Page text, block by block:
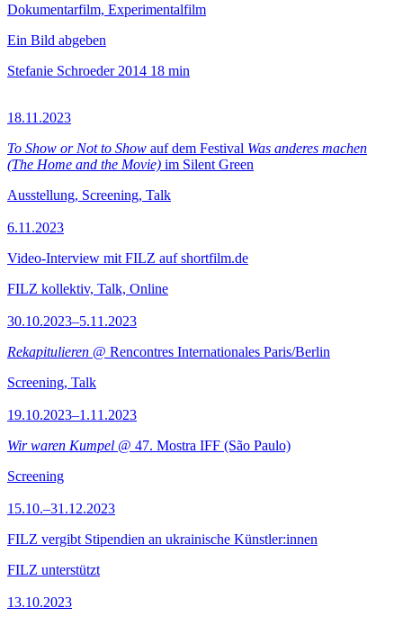
Dokumentarfilm, Experimentalfilm
Ein Bild abgeben
Stefanie Schroeder 2014 18 min
18.11.2023
To Show or Not to Show auf dem Festival Was anderes machen
(The Home and the Movie) im Silent Green
Ausstellung, Screening, Talk
6.11.2023
Video-Interview mit FILZ auf shortfilm.de
FILZ kollektiv, Talk, Online
30.10.2023–5.11.2023
Rekapitulieren @ Rencontres Internationales Paris/Berlin
Screening, Talk
19.10.2023–1.11.2023
Wir waren Kumpel @ 47. Mostra IFF (São Paulo)
Screening
15.10.–31.12.2023
FILZ vergibt Stipendien an ukrainische Künstler:innen
FILZ unterstützt
13.10.2023